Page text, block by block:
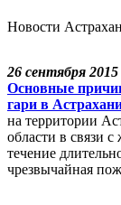
Новости
26 сентября 2015
Основные
гари в
на территории
области в связи
течение
чрезвычайная